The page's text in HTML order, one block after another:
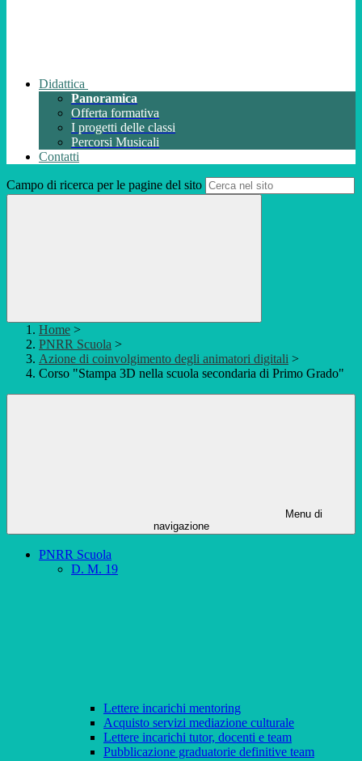
Didattica
Panoramica
Offerta formativa
I progetti delle classi
Percorsi Musicali
Contatti
Campo di ricerca per le pagine del sito
Home >
PNRR Scuola >
Azione di coinvolgimento degli animatori digitali >
Corso "Stampa 3D nella scuola secondaria di Primo Grado"
Menu di
navigazione
PNRR Scuola
D. M. 19
Lettere incarichi mentoring
Acquisto servizi mediazione culturale
Lettere incarichi tutor, docenti e team
Pubblicazione graduatorie definitive team